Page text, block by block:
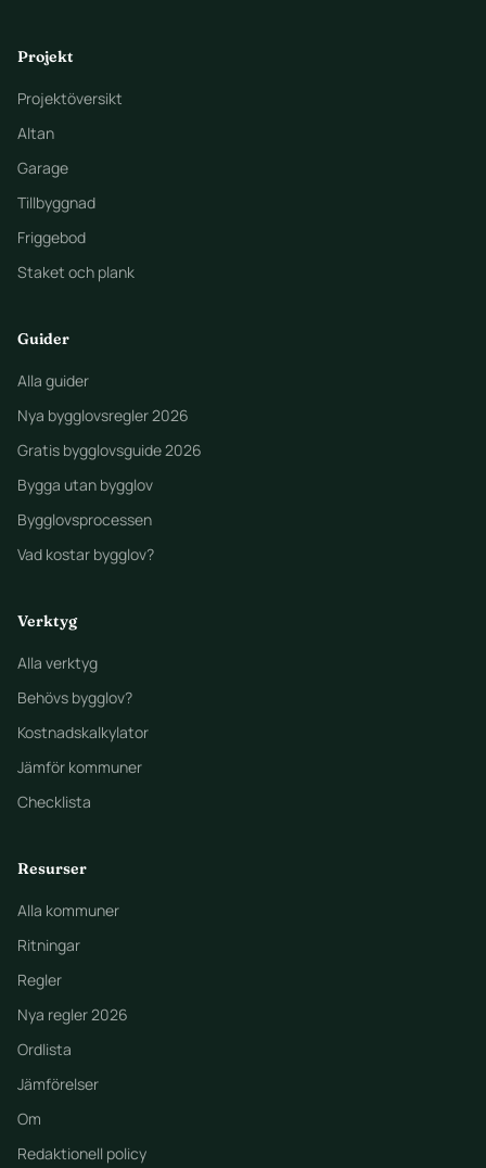
Projekt
Projektöversikt
Altan
Garage
Tillbyggnad
Friggebod
Staket och plank
Guider
Alla guider
Nya bygglovsregler 2026
Gratis bygglovsguide 2026
Bygga utan bygglov
Bygglovsprocessen
Vad kostar bygglov?
Verktyg
Alla verktyg
Behövs bygglov?
Kostnadskalkylator
Jämför kommuner
Checklista
Resurser
Alla kommuner
Ritningar
Regler
Nya regler 2026
Ordlista
Jämförelser
Om
Redaktionell policy